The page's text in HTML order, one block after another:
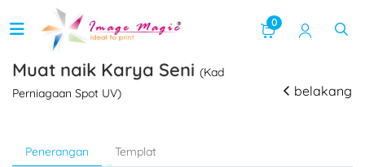
0
Muat naik Karya Seni (Kad
Perniagaan Spot UV)
belakang
Penerangan Templat